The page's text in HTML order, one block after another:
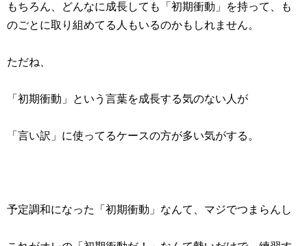
もちろん、どんなに成長しても「初期衝動」を持って、も
のごとに取り組めてる人もいるのかもしれません。
ただね、
「初期衝動」という言葉を成長する気のない人が
「言い訳」に使ってるケースの方が多い気がする。
予定調和になった「初期衝動」なんて、マジでつまらんし